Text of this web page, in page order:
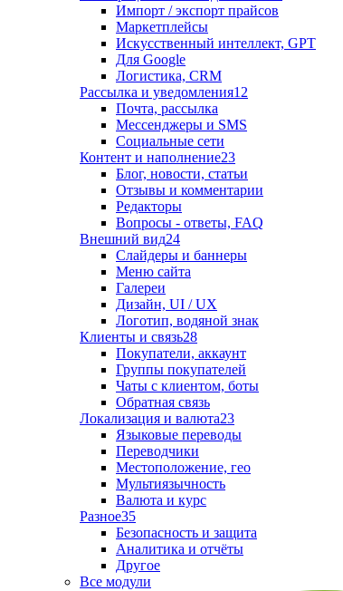
Импорт / экспорт прайсов
Маркетплейсы
Искусственный интеллект, GPT
Для Google
Логистика, CRM
Рассылка и уведомления12
Почта, рассылка
Мессенджеры и SMS
Социальные сети
Контент и наполнение23
Блог, новости, статьи
Отзывы и комментарии
Редакторы
Вопросы - ответы, FAQ
Внешний вид24
Слайдеры и баннеры
Меню сайта
Галереи
Дизайн, UI / UX
Логотип, водяной знак
Клиенты и связь28
Покупатели, аккаунт
Группы покупателей
Чаты с клиентом, боты
Обратная связь
Локализация и валюта23
Языковые переводы
Переводчики
Местоположение, гео
Мультиязычность
Валюта и курс
Разное35
Безопасность и защита
Аналитика и отчёты
Другое
Все модули